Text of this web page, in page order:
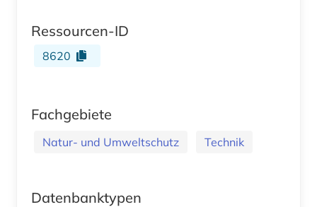
Ressourcen-ID
8620
Fachgebiete
Natur- und Umweltschutz Technik
Datenbanktypen